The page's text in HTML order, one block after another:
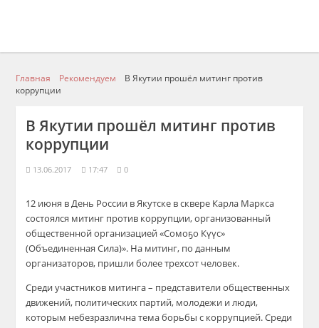
Главная Рекомендуем
В Якутии прошёл митинг против
коррупции
В Якутии прошёл митинг против
коррупции
13.06.2017 17:47 0
12 июня в День России в Якутске в сквере Карла Маркса
состоялся митинг против коррупции, организованный
общественной организацией «Сомоҕо Күүс»
(Объединенная Сила)». На митинг, по данным
организаторов, пришли более трехсот человек.
Среди участников митинга – представители общественных
движений, политических партий, молодежи и люди,
которым небезразлична тема борьбы с коррупцией. Среди